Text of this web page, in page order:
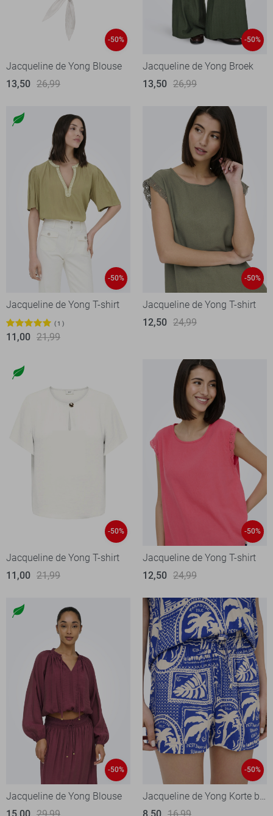
-50%
Jacqueline de Yong Blouse
13,50 26,99
-50%
Jacqueline de Yong Broek
13,50 26,99
-50%
Jacqueline de Yong T-shirt
1
11,00 21,99
-50%
Jacqueline de Yong T-shirt
12,50 24,99
-50%
Jacqueline de Yong T-shirt
11,00 21,99
-50%
Jacqueline de Yong T-shirt
12,50 24,99
-50%
Jacqueline de Yong Blouse
-50%
Jacqueline de Yong Korte broek